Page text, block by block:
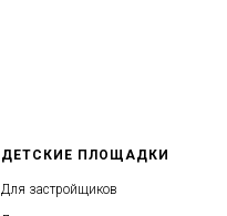
ДЕТСКИЕ ПЛОЩАДКИ
Для застройщиков